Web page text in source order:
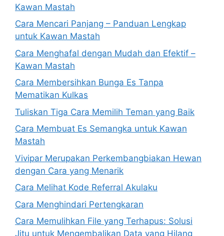
Kawan Mastah
Cara Mencari Panjang – Panduan Lengkap
untuk Kawan Mastah
Cara Menghafal dengan Mudah dan Efektif –
Kawan Mastah
Cara Membersihkan Bunga Es Tanpa
Mematikan Kulkas
Tuliskan Tiga Cara Memilih Teman yang Baik
Cara Membuat Es Semangka untuk Kawan
Mastah
Vivipar Merupakan Perkembangbiakan Hewan
dengan Cara yang Menarik
Cara Melihat Kode Referral Akulaku
Cara Menghindari Pertengkaran
Cara Memulihkan File yang Terhapus: Solusi
Jitu untuk Mengembalikan Data yang Hilang